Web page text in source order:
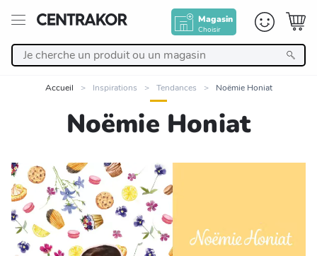
Magasin
Choisir
Nos Produits
Décoration
Linge de maison
Meuble
Accueil Inspirations Tendances Noëmie Honiat
Noëmie Honiat